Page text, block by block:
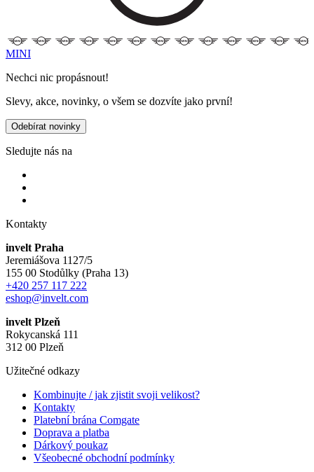
MINI
Nechci nic propásnout!
Slevy, akce, novinky, o všem se dozvíte jako první!
Odebírat novinky
Sledujte nás na
Kontakty
invelt Praha
Jeremiášova 1127/5
155 00 Stodůlky (Praha 13)
+420 257 117 222
eshop@invelt.com
invelt Plzeň
Rokycanská 111
312 00 Plzeň
Užitečné odkazy
Kombinujte / jak zjistit svoji velikost?
Kontakty
Platební brána Comgate
Doprava a platba
Dárkový poukaz
Všeobecné obchodní podmínky